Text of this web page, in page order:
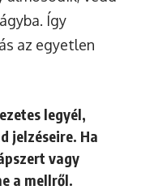
Így
az egyetlen
legyél,
jelzéseire. Ha
vagy
a mellről.